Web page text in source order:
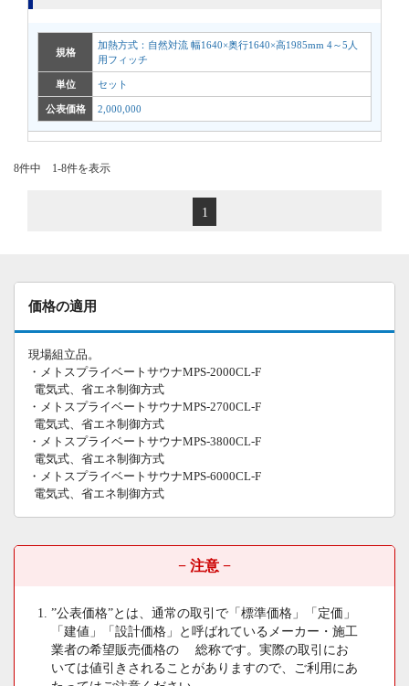
規格
加熱方式：自然対流 幅1640×奥行1640×高1985mm 4～5人
用フィッチ
単位 セット
公表価格 2,000,000
8件中 1-8件を表示
1
価格の適用
現場組立品。
・メトスプライベートサウナMPS-2000CL-F
電気式、省エネ制御方式
・メトスプライベートサウナMPS-2700CL-F
電気式、省エネ制御方式
・メトスプライベートサウナMPS-3800CL-F
電気式、省エネ制御方式
・メトスプライベートサウナMPS-6000CL-F
電気式、省エネ制御方式
− 注意 −
”公表価格”とは、通常の取引で「標準価格」「定価」
「建値」「設計価格」と呼ばれているメーカー・施工
業者の希望販売価格の 総称です。実際の取引にお
いては値引きされることがありますので、ご利用にあ